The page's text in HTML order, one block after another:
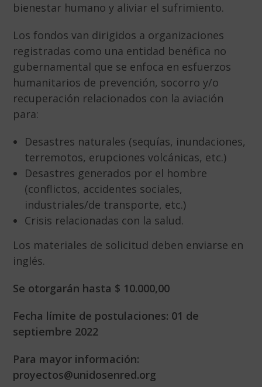
bienestar humano y aliviar el sufrimiento.
Los fondos van dirigidos a organizaciones
registradas como una entidad benéfica no
gubernamental que se enfoca en esfuerzos
humanitarios de prevención, socorro y/o
recuperación relacionados con la aviación
para:
Desastres naturales (sequías, inundaciones,
terremotos, erupciones volcánicas, etc.)
Desastres generados por el hombre
(conflictos, accidentes sociales,
industriales/de transporte, etc.)
Crisis relacionadas con la salud.
Los materiales de solicitud deben enviarse en
inglés.
Se otorgarán hasta $ 10.000,00
Fecha límite de postulaciones: 01 de
septiembre 2022
Para mayor información:
proyectos@unidosenred.org